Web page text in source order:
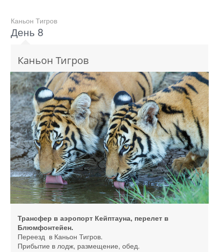
Каньон Тигров
День 8
Каньон Тигров
Трансфер в аэропорт Кейптауна, перелет в
Блюмфонтейен.
Переезд в Каньон Тигров.
Прибытие в лодж, размещение, обед.